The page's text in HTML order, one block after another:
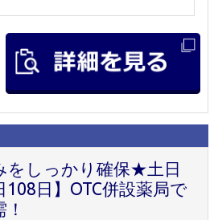
をしっかり確保★土日
日】OTC併設薬局で